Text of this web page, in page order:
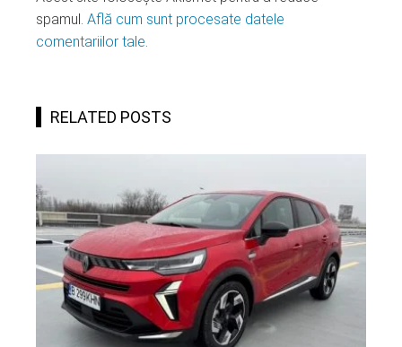
spamul. Află cum sunt procesate datele
comentariilor tale.
RELATED POSTS